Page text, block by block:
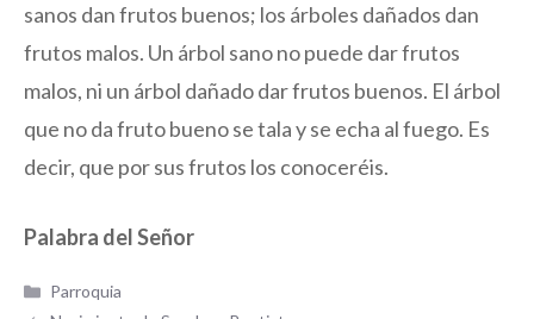
sanos dan frutos buenos; los árboles dañados dan
frutos malos. Un árbol sano no puede dar frutos
malos, ni un árbol dañado dar frutos buenos. El árbol
que no da fruto bueno se tala y se echa al fuego. Es
decir, que por sus frutos los conoceréis.
Palabra del Señor
Categorías
Parroquia